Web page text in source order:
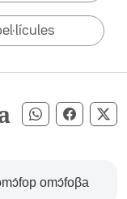
Compartir
omɔ́foβa